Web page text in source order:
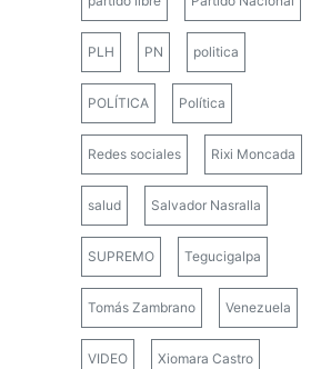
PLH PN politica
POLÍTICA Política
Redes sociales Rixi Moncada
salud Salvador Nasralla
SUPREMO Tegucigalpa
Tomás Zambrano Venezuela
VIDEO Xiomara Castro